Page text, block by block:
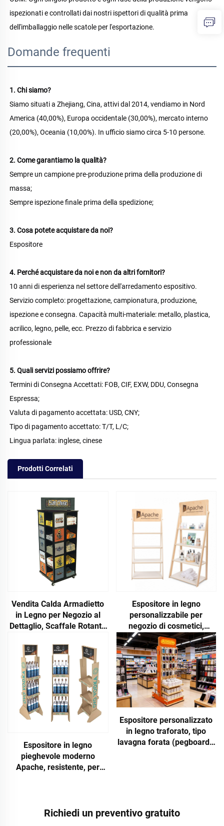
ispezionati e controllati dai nostri ispettori di qualità prima
dell'imballaggio nelle scatole per l'esportazione.
Domande frequenti
1. Chi siamo?
Siamo situati a Zhejiang, Cina, attivi dal 2014, vendiamo in Nord
America (40,00%), Europa occidentale (30,00%), mercato interno
(20,00%), Oceania (10,00%). In ufficio siamo circa 5-10 persone.
2. Come garantiamo la qualità?
Sempre un campione pre-produzione prima della produzione di
massa;
Sempre ispezione finale prima della spedizione;
3. Cosa potete acquistare da noi?
Espositore
4. Perché acquistare da noi e non da altri fornitori?
10 anni di esperienza nel settore dell'arredamento espositivo.
Servizio completo: progettazione, campionatura, produzione,
ispezione e consegna. Capacità multi-materiale: metallo, plastica,
acrilico, legno, pelle, ecc. Prezzo di fabbrica e servizio
professionale
5. Quali servizi possiamo offrire?
Termini di Consegna Accettati: FOB, CIF, EXW, DDU, Consegna
Espressa;
Valuta di pagamento accettata: USD, CNY;
Tipo di pagamento accettato: T/T, L/C;
Lingua parlata: inglese, cinese
Prodotti Correlati
Vendita Calda Armadietto
in Legno per Negozio al
Dettaglio, Scaffale Rotante
Logo Personalizzato
Espositore in legno
personalizzabile per
negozio di cosmetici,
supporto espositivo di
qualità
Espositore in legno
pieghevole moderno
Apache, resistente, per
Espositore personalizzato
in legno traforato, tipo
lavagna forata (pegboard),
Richiedi un preventivo gratuito